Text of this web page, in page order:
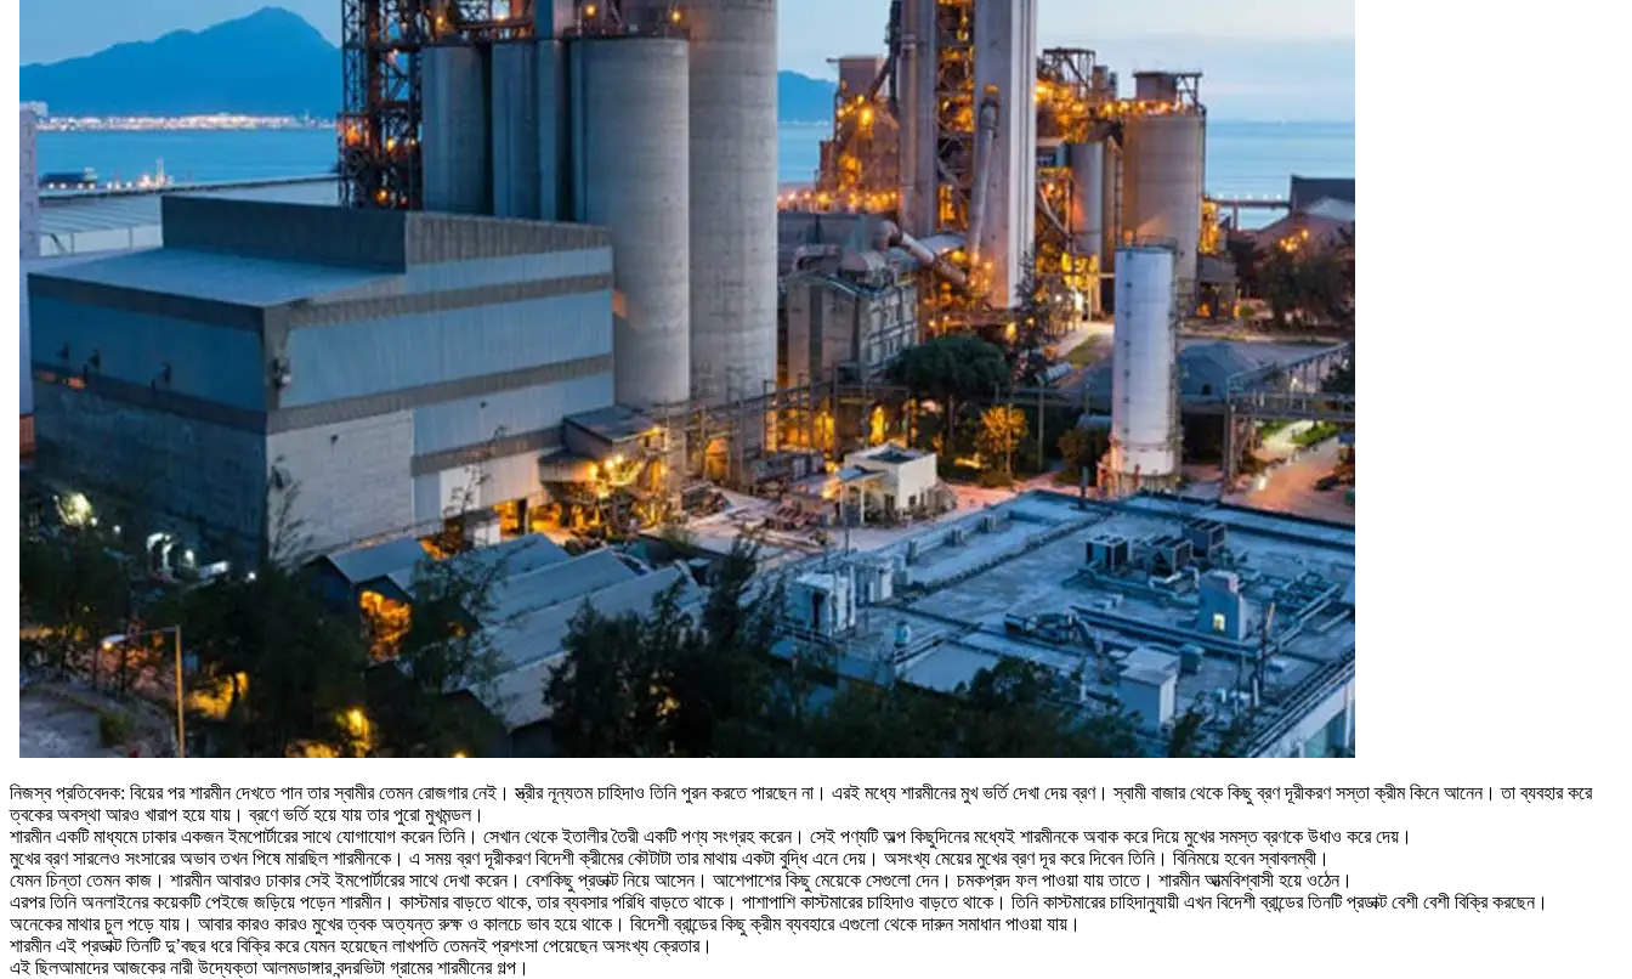
নিজস্ব প্রতিবেদক: বিয়ের পর শারমীন দেখতে পান তার স্বামীর তেমন রোজগার নেই। স্ত্রীর নূন্যতম চাহিদাও তিনি পুরন করতে পারছেন না। এরই মধ্যে শারমীনের মুখ ভর্তি দেখা দেয় ব্রণ। স্বামী বাজার থেকে কিছু ব্রণ দূরীকরণ সস্তা ক্রীম কিনে আনেন। তা ব্যবহার করে
ত্বকের অবস্থা আরও খারাপ হয়ে যায়। ব্রণে ভর্তি হয়ে যায় তার পুরো মুখমন্ডল।
শারমীন একটি মাধ্যমে ঢাকার একজন ইমপোর্টারের সাথে যোগাযোগ করেন তিনি। সেখান থেকে ইতালীর তৈরী একটি পণ্য সংগ্রহ করেন। সেই পণ্যটি অল্প কিছুদিনের মধ্যেই শারমীনকে অবাক করে দিয়ে মুখের সমস্ত ব্রণকে উধাও করে দেয়।
মুখের ব্রণ সারলেও সংসারের অভাব তখন পিষে মারছিল শারমীনকে। এ সময় ব্রণ দূরীকরণ বিদেশী ক্রীমের কৌটাটা তার মাথায় একটা বুদ্ধি এনে দেয়। অসংখ্য মেয়ের মুখের ব্রণ দূর করে দিবেন তিনি। বিনিময়ে হবেন স্বাবলম্বী।
যেমন চিন্তা তেমন কাজ। শারমীন আবারও ঢাকার সেই ইমপোর্টারের সাথে দেখা করেন। বেশকিছু প্রডাক্ট নিয়ে আসেন। আশেপাশের কিছু মেয়েকে সেগুলো দেন। চমকপ্রদ ফল পাওয়া যায় তাতে। শারমীন আত্মবিশ্বাসী হয়ে ওঠেন।
এরপর তিনি অনলাইনের কয়েকটি পেইজে জড়িয়ে পড়েন শারমীন। কাস্টমার বাড়তে থাকে, তার ব্যবসার পরিধি বাড়তে থাকে। পাশাপাশি কাস্টমারের চাহিদাও বাড়তে থাকে। তিনি কাস্টমারের চাহিদানুযায়ী এখন বিদেশী ব্রান্ডের তিনটি প্রডাক্ট বেশী বেশী বিক্রি করছেন।
অনেকের মাথার চুল পড়ে যায়। আবার কারও কারও মুখের ত্বক অত্যন্ত রুক্ষ ও কালচে ভাব হয়ে থাকে। বিদেশী ব্রান্ডের কিছু ক্রীম ব্যবহারে এগুলো থেকে দারুন সমাধান পাওয়া যায়।
শারমীন এই প্রডাক্ট তিনটি দু’বছর ধরে বিক্রি করে যেমন হয়েছেন লাখপতি তেমনই প্রশংসা পেয়েছেন অসংখ্য ক্রেতার।
এই ছিলআমাদের আজকের নারী উদ্যেক্তা আলমডাঙ্গার বন্দরভিটা গ্রামের শারমীনের গল্প।